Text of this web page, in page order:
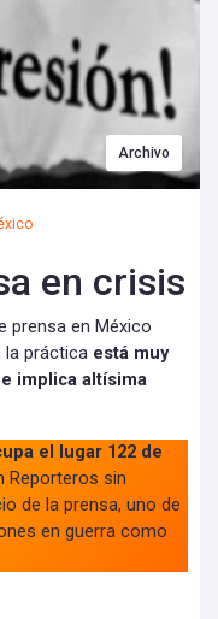
Archivo
en crisis
prensa en México
la práctica está muy
implica altísima
el lugar 122 de
Reporteros sin
de la prensa, uno de
en guerra como